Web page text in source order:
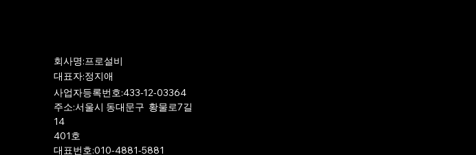
​회사명:프로설비
​대표자:정지애
사업자등록번호:433-12-03364
주소:서울시 동대문구 황물로7길
14
401호
​대표번호:010-4881-5881